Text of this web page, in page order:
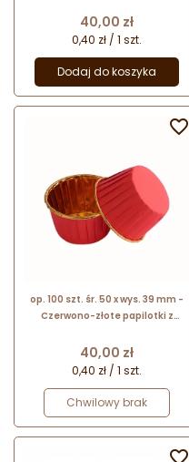
pieczenia babeczek
Cena
40,00 zł
0,40 zł / 1 szt.
Dodaj do koszyka
op. 100 szt. śr. 50 x wys. 39 mm -
Czerwono-złote papilotki z
aluminiową do pieczenia
babeczek
Cena
40,00 zł
0,40 zł / 1 szt.
Chwilowy brak
